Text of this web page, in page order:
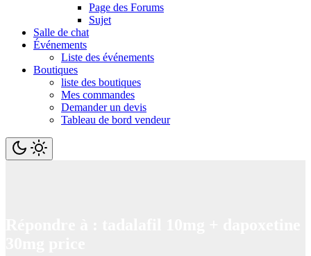
Page des Forums
Sujet
Salle de chat
Événements
Liste des événements
Boutiques
liste des boutiques
Mes commandes
Demander un devis
Tableau de bord vendeur